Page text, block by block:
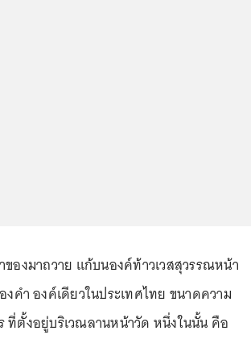
องมาถวาย แก้บนองค์ท้าวเวสสุวรรณหน้า
คำ องค์เดียวในประเทศไทย ขนาดความ
ที่ตั้งอยู่บริเวณลานหน้าวัด หนึ่งในนั้น คือ